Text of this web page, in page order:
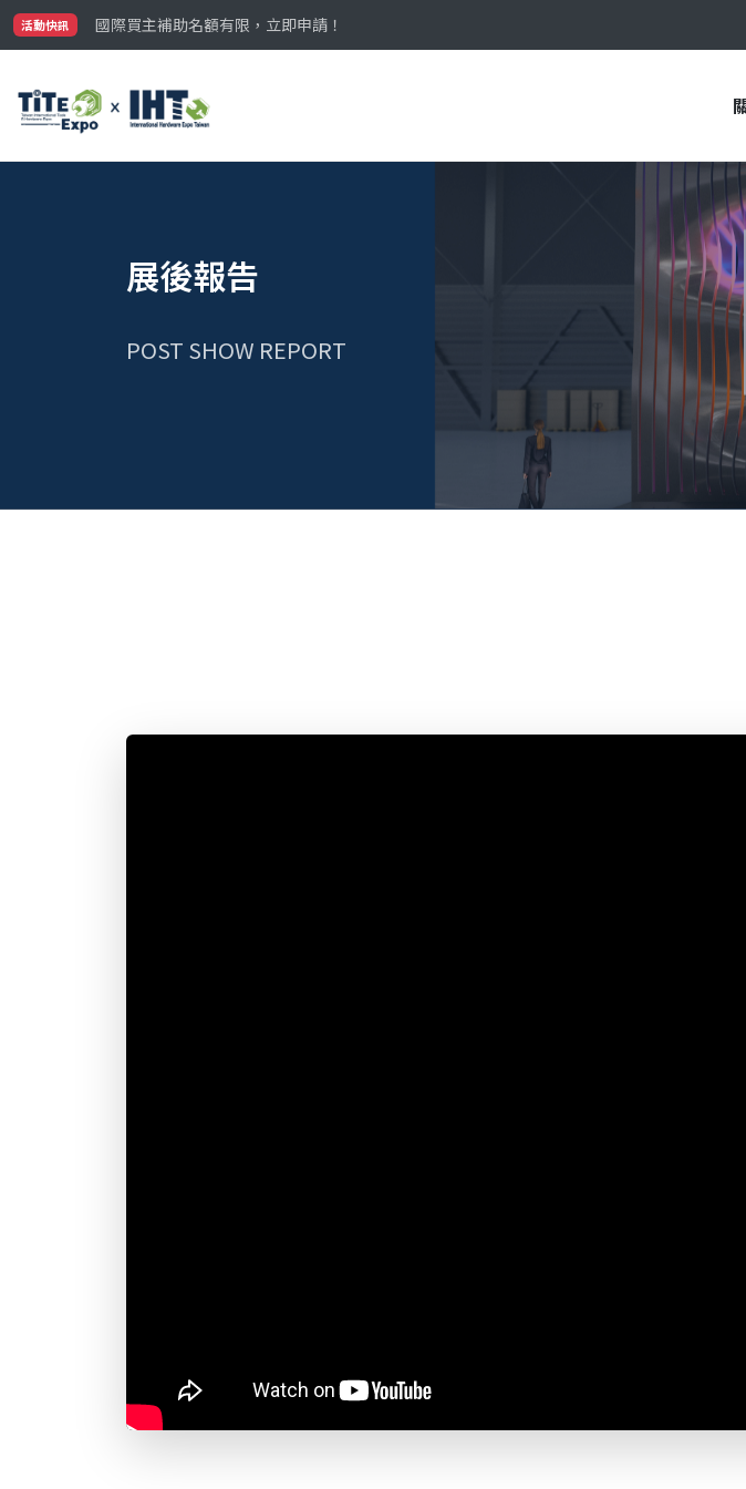
活動快訊
國際買主補助名額有限，立即申請！
參觀門票開放申請中‼️
國際買主補助名額有限，立即申請！
展後報告
POST SHOW REPORT